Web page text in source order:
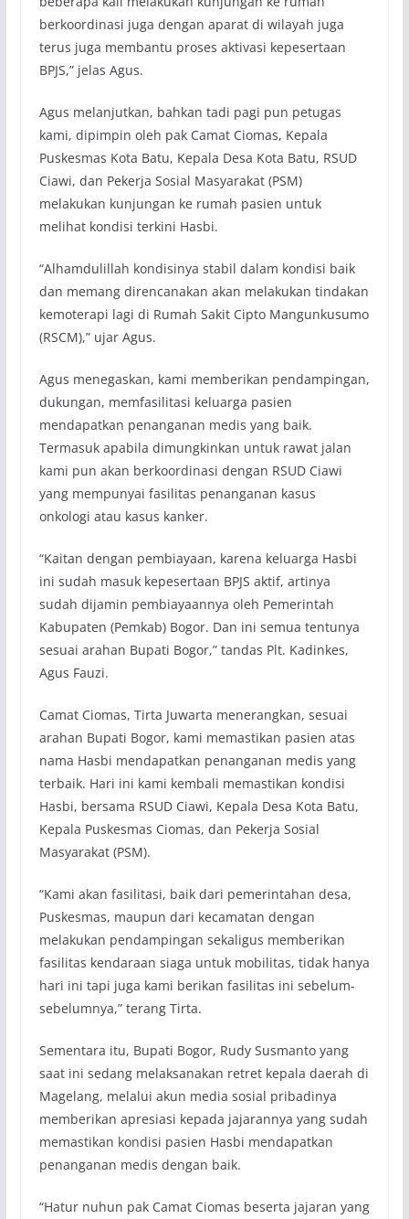
berkoordinasi juga dengan aparat di wilayah juga
terus juga membantu proses aktivasi kepesertaan
BPJS,” jelas Agus.
Agus melanjutkan, bahkan tadi pagi pun petugas
kami, dipimpin oleh pak Camat Ciomas, Kepala
Puskesmas Kota Batu, Kepala Desa Kota Batu, RSUD
Ciawi, dan Pekerja Sosial Masyarakat (PSM)
melakukan kunjungan ke rumah pasien untuk
melihat kondisi terkini Hasbi.
“Alhamdulillah kondisinya stabil dalam kondisi baik
dan memang direncanakan akan melakukan tindakan
kemoterapi lagi di Rumah Sakit Cipto Mangunkusumo
(RSCM),” ujar Agus.
Agus menegaskan, kami memberikan pendampingan,
dukungan, memfasilitasi keluarga pasien
mendapatkan penanganan medis yang baik.
Termasuk apabila dimungkinkan untuk rawat jalan
kami pun akan berkoordinasi dengan RSUD Ciawi
yang mempunyai fasilitas penanganan kasus
onkologi atau kasus kanker.
“Kaitan dengan pembiayaan, karena keluarga Hasbi
ini sudah masuk kepesertaan BPJS aktif, artinya
sudah dijamin pembiayaannya oleh Pemerintah
Kabupaten (Pemkab) Bogor. Dan ini semua tentunya
sesuai arahan Bupati Bogor,” tandas Plt. Kadinkes,
Agus Fauzi.
Camat Ciomas, Tirta Juwarta menerangkan, sesuai
arahan Bupati Bogor, kami memastikan pasien atas
nama Hasbi mendapatkan penanganan medis yang
terbaik. Hari ini kami kembali memastikan kondisi
Hasbi, bersama RSUD Ciawi, Kepala Desa Kota Batu,
Kepala Puskesmas Ciomas, dan Pekerja Sosial
Masyarakat (PSM).
“Kami akan fasilitasi, baik dari pemerintahan desa,
Puskesmas, maupun dari kecamatan dengan
melakukan pendampingan sekaligus memberikan
fasilitas kendaraan siaga untuk mobilitas, tidak hanya
hari ini tapi juga kami berikan fasilitas ini sebelum-
sebelumnya,” terang Tirta.
Sementara itu, Bupati Bogor, Rudy Susmanto yang
saat ini sedang melaksanakan retret kepala daerah di
Magelang, melalui akun media sosial pribadinya
memberikan apresiasi kepada jajarannya yang sudah
memastikan kondisi pasien Hasbi mendapatkan
penanganan medis dengan baik.
“Hatur nuhun pak Camat Ciomas beserta jajaran yang